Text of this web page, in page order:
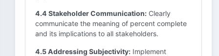
4.4 Stakeholder Communication: Clearly
communicate the meaning of percent complete
and its implications to all stakeholders.
4.5 Addressing Subjectivity: Implement